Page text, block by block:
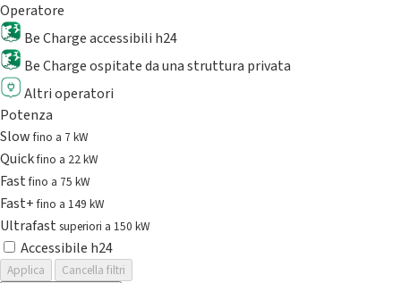
Operatore
Be Charge accessibili h24
Be Charge ospitate da una struttura privata
Altri operatori
Potenza
Slowfino a 7 kW
Quickfino a 22 kW
Fastfino a 75 kW
Fast+fino a 149 kW
Ultrafast superiori a 150 kW
Accessibile h24
Applica
Cancella filtri